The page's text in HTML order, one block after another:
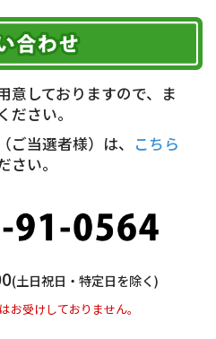
能時間帯
16時
16～18時
21時 指定なし
(現金のみ)
…330円(税込)
(前払い)
）ディースタイル
お客様ご負担。
）や、お客様にご負担い
。
詳しくはこちら▶
意しておりますので、ま
ください。
当選者様）は、
こちら
さい。
(土日祝日・特定日を除く)
お受けしておりません。